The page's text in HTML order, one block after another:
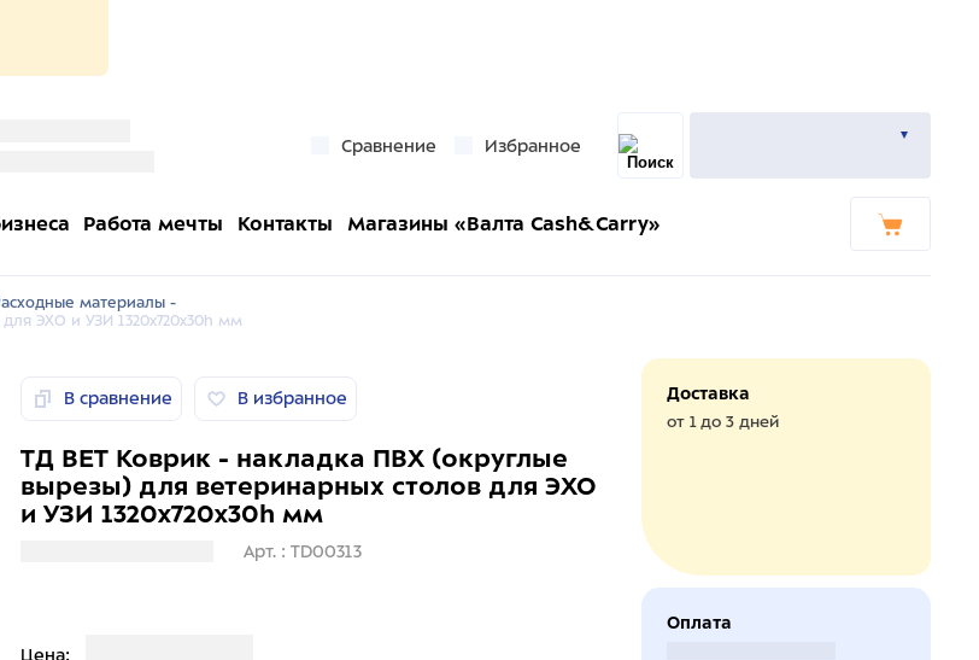
Сравнение Избранное
Работа мечты Контакты Магазины «Валта Cash&Carry»
материалы -
ЭХО и УЗИ 1320x720x30h мм
В сравнение В избранное
ТД ВЕТ Коврик - накладка ПВХ (округлые
вырезы) для ветеринарных столов для ЭХО
и УЗИ 1320x720x30h мм
Арт. : TD00313
Цена:
Доставка
от 1 до 3 дней
Оплата